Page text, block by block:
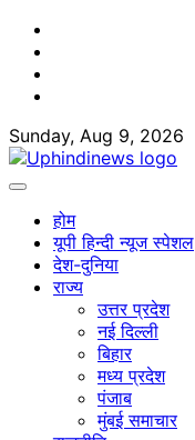
Skip
content
Sunday, Aug 9, 2026
होम
यूपी हिन्दी न्यूज स्पेशल
देश-दुनिया
राज्य
उत्तर प्रदेश
नई दिल्ली
बिहार
मध्य प्रदेश
पंजाब
मुंबई समाचार